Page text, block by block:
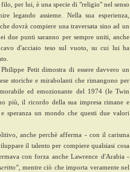
filo, per lui, è una specie di "religio" nel senso
legando assieme. Nella sua esperienza,
dovrà compiere una traversata sino ad un
due punti saranno per sempre uniti, anche
d'acciaio teso sul vuoto, su cui lui ha
Petit dimostra di essere davvero un
storiche e mirabolanti che rimangono per
ed emozionante del 1974 (le Twin
più, il ricordo della sua impresa rimane e
speranza un mondo che questi due valori
anche perchè afferma - con il carisma
il talento per compiere qualsiasi cosa
con forza anche Lawrence d'Arabia -
, mentre ciò che importa veramente nel